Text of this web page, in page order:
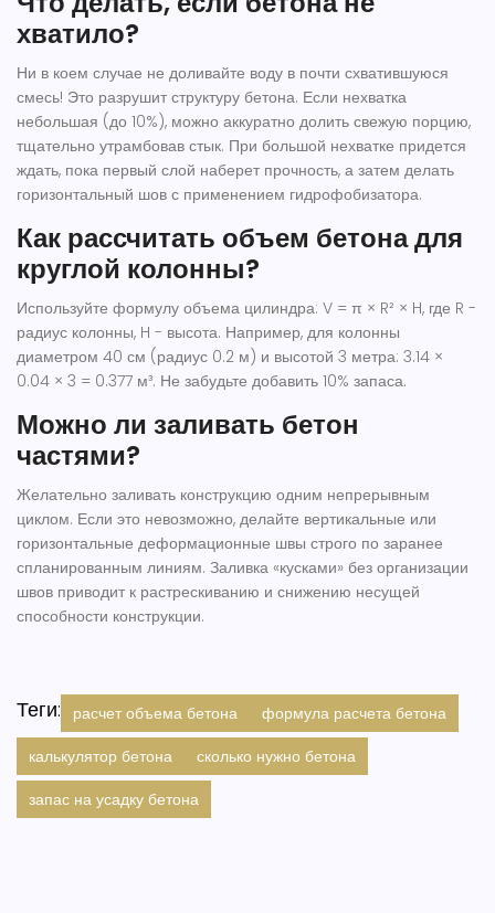
хватило?
Ни в коем случае не доливайте воду в почти схватившуюся
смесь! Это разрушит структуру бетона. Если нехватка
небольшая (до 10%), можно аккуратно долить свежую порцию,
тщательно утрамбовав стык. При большой нехватке придется
ждать, пока первый слой наберет прочность, а затем делать
горизонтальный шов с применением гидрофобизатора.
Как рассчитать объем бетона для
круглой колонны?
Используйте формулу объема цилиндра: V = π × R² × H, где R -
радиус колонны, H - высота. Например, для колонны
диаметром 40 см (радиус 0.2 м) и высотой 3 метра: 3.14 ×
0.04 × 3 = 0.377 м³. Не забудьте добавить 10% запаса.
Можно ли заливать бетон
частями?
Желательно заливать конструкцию одним непрерывным
циклом. Если это невозможно, делайте вертикальные или
горизонтальные деформационные швы строго по заранее
спланированным линиям. Заливка «кусками» без организации
швов приводит к растрескиванию и снижению несущей
способности конструкции.
Теги: расчет объема бетона
формула расчета бетона
калькулятор бетона
сколько нужно бетона
запас на усадку бетона